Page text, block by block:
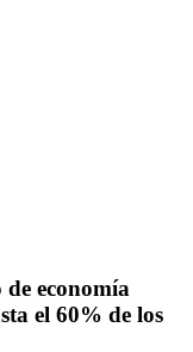
economía
el 60% de los